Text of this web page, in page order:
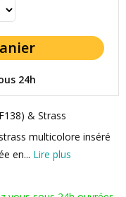
24h
& Strass
multicolore inséré
en... Lire plus